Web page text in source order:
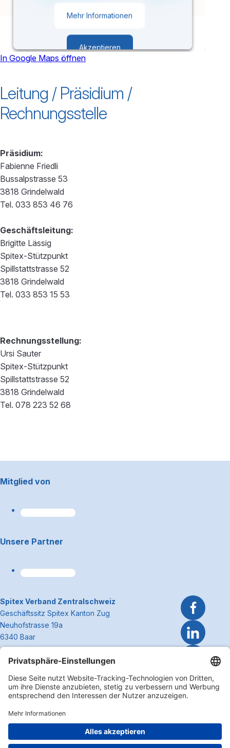
Mehr Informationen
Akzeptieren
Management Platform
In Google Maps öffnen
Leitung / Präsidium /
Rechnungsstelle
Präsidium:
Fabienne Friedli
Bussalpstrasse 53
3818 Grindelwald
Tel. 033 853 46 76
Geschäftsleitung:
Brigitte Lässig
Spitex-Stützpunkt
Spillstattstrasse 52
3818 Grindelwald
Tel. 033 853 15 53
Rechnungsstellung:
Ursi Sauter
Spitex-Stützpunkt
Spillstattstrasse 52
3818 Grindelwald
Tel. 078 223 52 68
Footerbereich
Mitglied von
Unsere Partner
~Kontaktinformationen
Spitex Verband Zentralschweiz
Geschäftssitz Spitex Kanton Zug
Neuhofstrasse 19a
6340 Baar
Telefon 041 362 27 37
info@spitexzentralschweiz.ch
DisclaimerDatenschutzerklärung